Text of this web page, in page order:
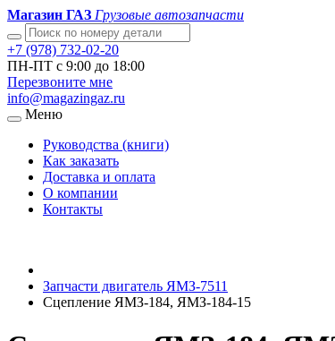
Магазин ГАЗ Грузовые автозапчасти
+7 (978) 732-02-20
ПН-ПТ с 9:00 до 18:00
Перезвоните мне
info@magazingaz.ru
Меню
Руководства (книги)
Как заказать
Доставка и оплата
О компании
Контакты
Запчасти двигатель ЯМЗ-7511
Сцепление ЯМЗ-184, ЯМЗ-184-15